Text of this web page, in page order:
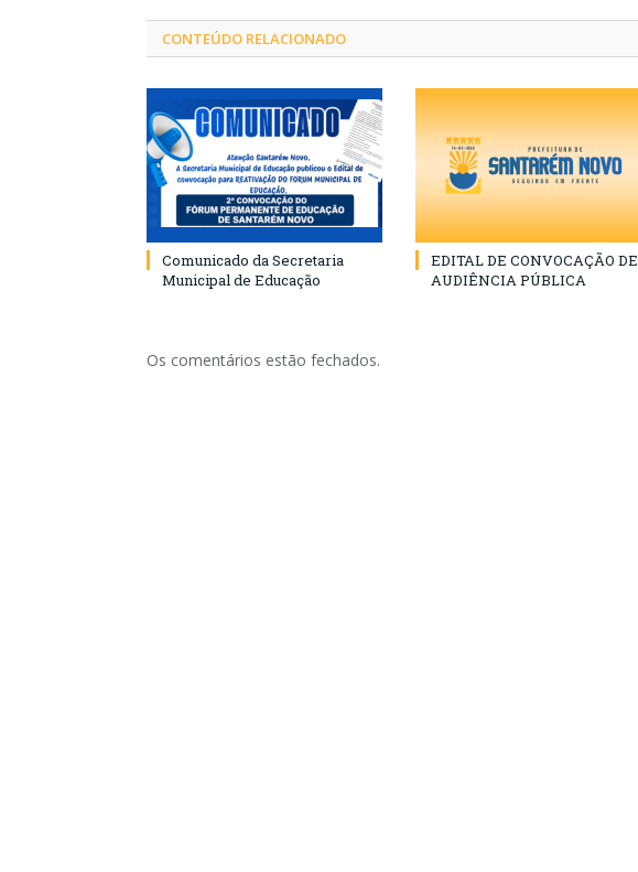
CONTEÚDO RELACIONADO
Comunicado da Secretaria
Municipal de Educação
EDITAL DE CONVOCAÇÃO DE
AUDIÊNCIA PÚBLICA
Os comentários estão fechados.